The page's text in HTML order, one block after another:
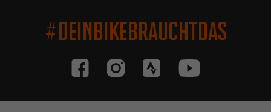
#DEINBIKEBRAUCHTDAS